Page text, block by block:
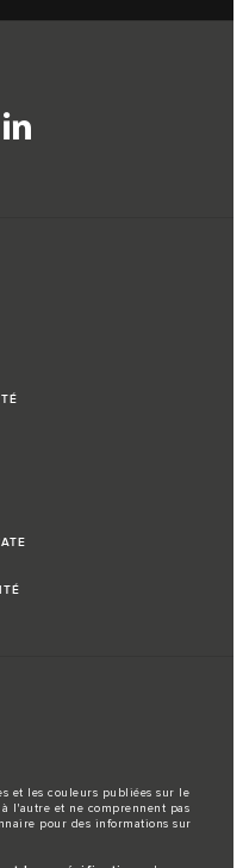
et les couleurs publiées sur le
l'autre et ne comprennent pas
pour des informations sur